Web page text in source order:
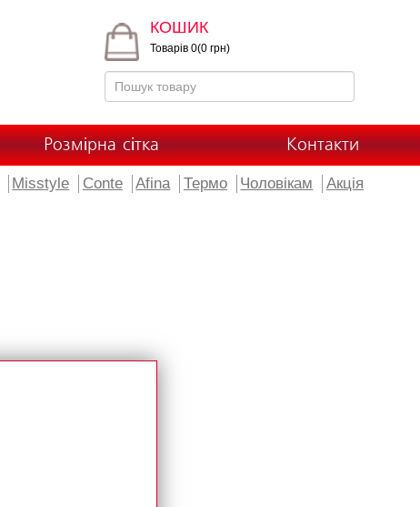
КОШИК
Товарів 0(0 грн)
Розмірна сітка Контакти
Misstyle Conte Afina Термо Чоловікам Акція